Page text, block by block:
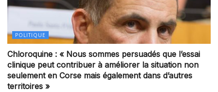
POLITIQUE
Chloroquine : « Nous sommes persuadés que l’essai
clinique peut contribuer à améliorer la situation non
seulement en Corse mais également dans d’autres
territoires »